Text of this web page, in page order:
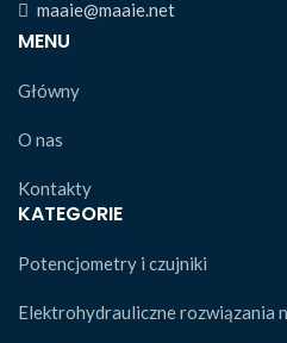
maaie@maaie.net
MENU
Główny
O nas
Kontakty
KATEGORIE
Potencjometry i czujniki
Elektrohydrauliczne rozwiązania